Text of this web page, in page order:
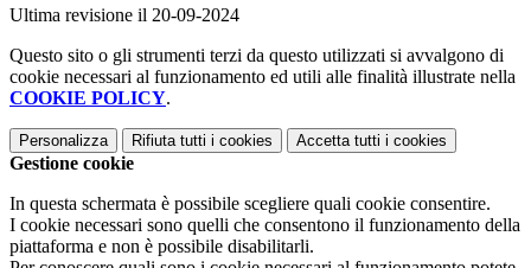
Ultima revisione il 20-09-2024
Questo sito o gli strumenti terzi da questo utilizzati si avvalgono di
cookie necessari al funzionamento ed utili alle finalità illustrate nella
COOKIE POLICY.
Personalizza Rifiuta tutti i cookies Accetta tutti i cookies
Gestione cookie
In questa schermata è possibile scegliere quali cookie consentire.
I cookie necessari sono quelli che consentono il funzionamento della
piattaforma e non è possibile disabilitarli.